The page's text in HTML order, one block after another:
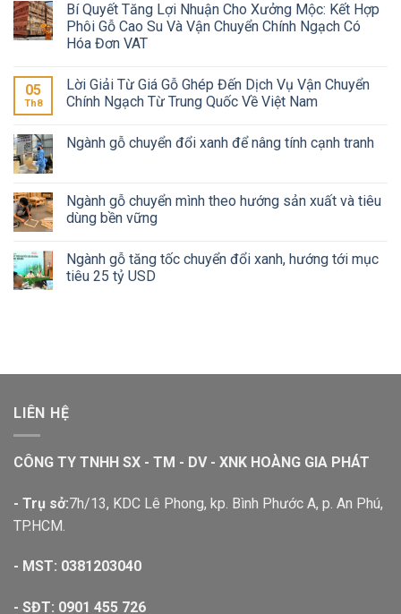
Bí Quyết Tăng Lợi Nhuận Cho Xưởng Mộc: Kết Hợp
Phôi Gỗ Cao Su Và Vận Chuyển Chính Ngạch Có
Hóa Đơn VAT
05
Th8
Lời Giải Từ Giá Gỗ Ghép Đến Dịch Vụ Vận Chuyển
Chính Ngạch Từ Trung Quốc Về Việt Nam
Ngành gỗ chuyển đổi xanh để nâng tính cạnh tranh
Ngành gỗ chuyển mình theo hướng sản xuất và tiêu
dùng bền vững
Ngành gỗ tăng tốc chuyển đổi xanh, hướng tới mục
tiêu 25 tỷ USD
LIÊN HỆ
CÔNG TY TNHH SX - TM - DV - XNK HOÀNG GIA PHÁT
- Trụ sở:7h/13, KDC Lê Phong, kp. Bình Phước A, p. An Phú,
TP.HCM.
- MST: 0381203040
- SĐT: 0901 455 726